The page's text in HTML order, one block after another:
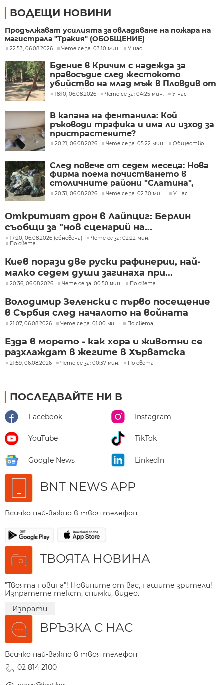
ВОДЕЩИ НОВИНИ
Продължават усилията за овладяване на пожара на
магистрала "Тракия" (ОБОБЩЕНИЕ)
22:53, 06.08.2026 Чете се за: 03:10 мин. У нас
Бдение в Кричим с надежда за
правосъдие след жестокото
убийство на млад мъж в Пловдив от
тийнейджъри
18:10, 06.08.2026 Чете се за: 04:25 мин. У нас
В капана на фентанила: Кой
ръководи трафика и има ли изход за
пристрастените?
20:21, 06.08.2026 Чете се за: 05:22 мин. Общество
След повече от седем месеца: Нова
фирма поема почистването в
столичните райони "Слатина",
"Подуяне" и "Изгрев"
20:31, 06.08.2026 Чете се за: 02:30 мин. У нас
Откритият дрон в Лайпциг: Берлин
съобщи за "нов сценарий на...
17:20, 06.08.2026 (обновена)
Чете се за: 02:22 мин.
По света
Киев порази две руски рафинерии, най-
малко седем души загинаха при...
20:36, 06.08.2026 Чете се за: 00:50 мин. По света
Володимир Зеленски с първо посещение
в Сърбия след началото на войната
21:07, 06.08.2026 Чете се за: 01:00 мин. По света
Езда в морето - как хора и животни се
разхлаждат в жегите в Хърватска
21:59, 06.08.2026 Чете се за: 00:37 мин. По света
ПОСЛЕДВАЙТЕ НИ В
Facebook Instagram
YouTube TikTok
Google News LinkedIn
BNT NEWS APP
Всичко най-важно в твоя телефон
ТВОЯТА НОВИНА
"Твоята новина"! Новините от вас, нашите зрители!
Изпратете текст, снимки, видео.
Изпрати
ВРЪЗКА С НАС
Всичко най-важно в твоя телефон
02 814 2100